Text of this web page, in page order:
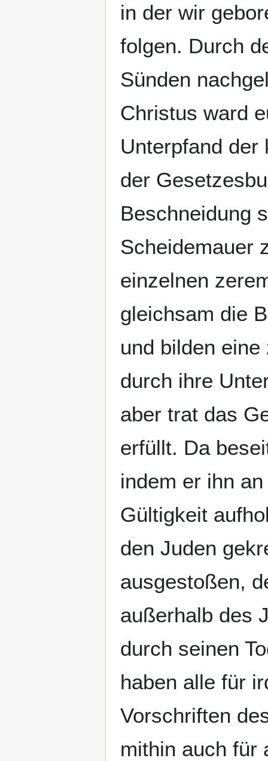
in der wir
folgen. Durch
Sünden
Christus ward
Unterpfand der
der
Beschneidung
Scheidemauer
einzelnen
gleichsam die
und bilden
durch ihre
aber trat das
erfüllt. Da
indem er ihn
Gültigkeit
den Juden
ausgestoßen,
außerhalb des
durch seinen
haben alle für
Vorschriften
mithin auch für